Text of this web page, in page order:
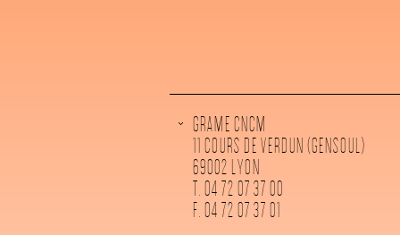
GRAME CNCM
11 COURS DE VERDUN (GENSOUL)
69002 LYON
T. 04 72 07 37 00
F. 04 72 07 37 01